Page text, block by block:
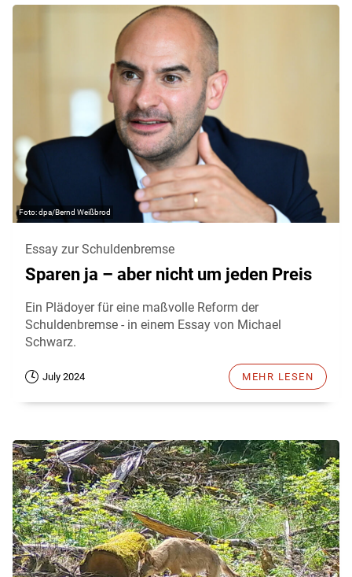
dpa/Bernd Weißbrod
Essay zur Schuldenbremse
Sparen ja – aber nicht um jeden Preis
Ein Plädoyer für eine maßvolle Reform der
Schuldenbremse - in einem Essay von Michael
Schwarz.
July 2024 MEHR LESEN